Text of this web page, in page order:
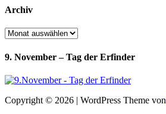
Archiv
Archiv
9. November – Tag der Erfinder
Copyright © 2026 | WordPress Theme von